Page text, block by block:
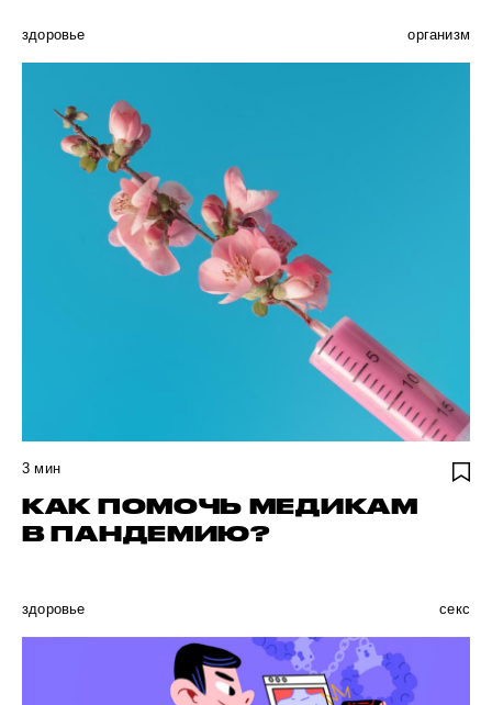
здоровье организм
3 мин
КАК ПОМОЧЬ МЕДИКАМ
В ПАНДЕМИЮ?
здоровье секс